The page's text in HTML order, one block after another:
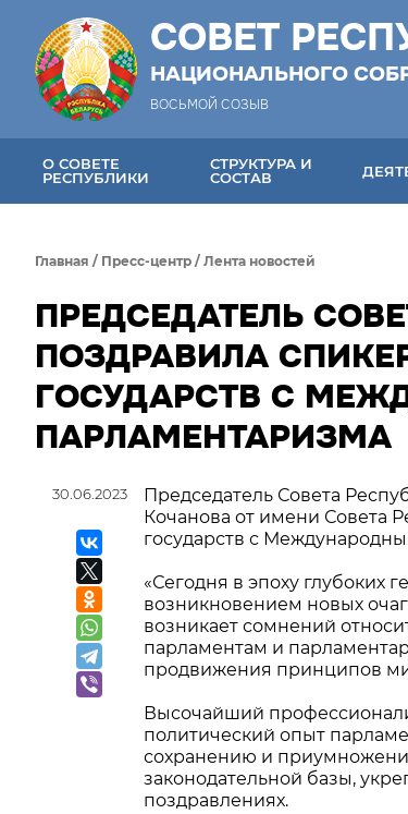
СОВЕТ
НАЦИОНАЛЬНОГО
ВОСЬМОЙ СОЗЫВ
О СОВЕТЕ
РЕСПУБЛИКИ
СТРУКТУРА И
СОСТАВ
Главная / Пресс-центр / Лента новостей
ПРЕДСЕДАТЕЛЬ
ПОЗДРАВИЛА
ГОСУДАРСТВ С
ПАРЛАМЕНТАРИЗМА
30.06.2023
Председатель Совета
Кочанова от имени Совета
государств с
«Сегодня в эпоху глубоких
возникновением новых
возникает сомнений
парламентам и
продвижения принципов
Высочайший
политический опыт
сохранению и
законодательной базы,
поздравлениях.